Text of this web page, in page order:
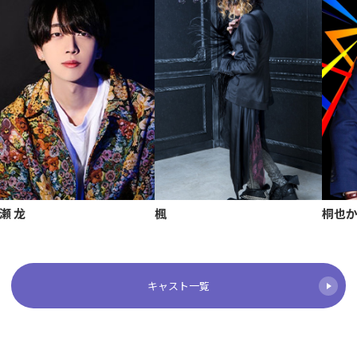
龙 楓 桐也
キャスト一覧